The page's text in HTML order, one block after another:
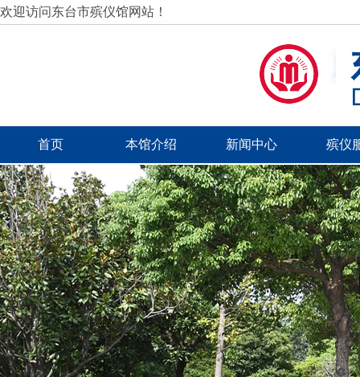
欢迎访问东台市殡仪馆网站！
首页 本馆介绍 新闻中心 殡仪